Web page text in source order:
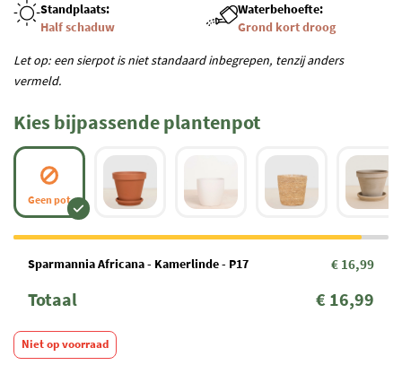
Standplaats:
Half schaduw
Waterbehoefte:
Grond kort droog
Let op: een sierpot is niet standaard inbegrepen, tenzij anders
vermeld.
Kies bijpassende plantenpot
Geen pot
Sparmannia Africana - Kamerlinde - P17 € 16,99
Totaal € 16,99
Niet op voorraad